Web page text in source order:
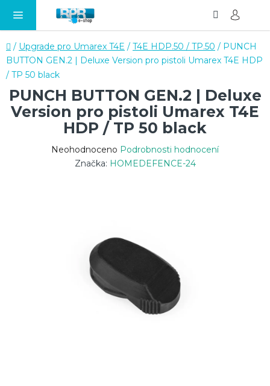
Domů
/ Upgrade pro Umarex T4E / T4E HDP.50 / TP.50 / PUNCH
BUTTON GEN.2 | Deluxe Version pro pistoli Umarex T4E HDP
/ TP 50 black
PUNCH BUTTON GEN.2 | Deluxe
Version pro pistoli Umarex T4E
HDP / TP 50 black
Průměrné
hodnocení
hvězdiček.
Neohodnoceno Podrobnosti hodnocení
Značka: HOMEDEFENCE-24